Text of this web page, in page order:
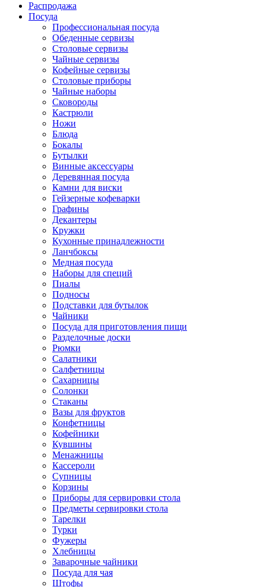
Распродажа
Посуда
Профессиональная посуда
Обеденные сервизы
Столовые сервизы
Чайные сервизы
Кофейные сервизы
Столовые приборы
Чайные наборы
Сковороды
Кастрюли
Ножи
Блюда
Бокалы
Бутылки
Винные аксессуары
Деревянная посуда
Камни для виски
Гейзерные кофеварки
Графины
Декантеры
Кружки
Кухонные принадлежности
Ланчбоксы
Медная посуда
Наборы для специй
Пиалы
Подносы
Подставки для бутылок
Чайники
Посуда для приготовления пищи
Разделочные доски
Рюмки
Салатники
Салфетницы
Сахарницы
Солонки
Стаканы
Вазы для фруктов
Конфетницы
Кофейники
Кувшины
Менажницы
Кассероли
Супницы
Корзины
Приборы для сервировки стола
Предметы сервировки стола
Тарелки
Турки
Фужеры
Хлебницы
Заварочные чайники
Посуда для чая
Штофы